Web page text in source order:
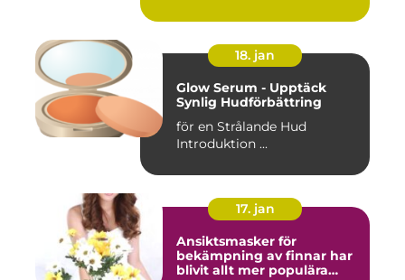
18. jan
Glow Serum - Upptäck
Synlig Hudförbättring
för en Strålande Hud
Introduktion ...
17. jan
Ansiktsmasker för
bekämpning av finnar har
blivit allt mer populära